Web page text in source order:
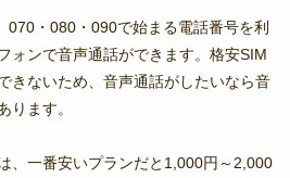
070・080・090で始まる電話番号を利
ォンで音声通話ができます。格安SIM
きないため、音声通話がしたいなら音
ります。
、一番安いプランだと1,000円～2,000